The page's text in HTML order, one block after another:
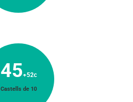
45+52c
Castells de 10